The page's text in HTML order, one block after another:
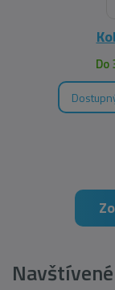
Do
Navštívené